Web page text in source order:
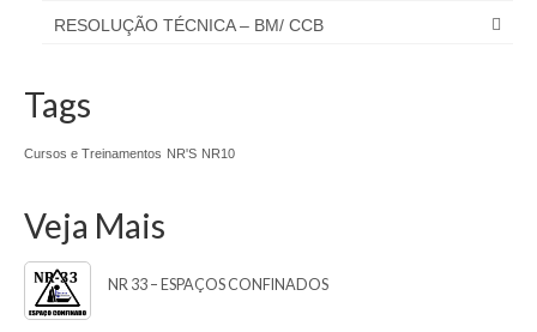
RESOLUÇÃO TÉCNICA – BM/ CCB
Tags
Cursos e Treinamentos NR'S NR10
Veja Mais
NR 33 – ESPAÇOS CONFINADOS